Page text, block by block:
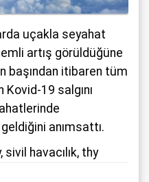
uçakla seyahat
artış görüldüğüne
başından itibaren tüm
Kovid-19 salgını
anımsattı.
, sivil havacılık, thy